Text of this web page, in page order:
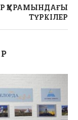
ҚҰРАМЫНДАҒЫ
ТҮРКІЛЕР